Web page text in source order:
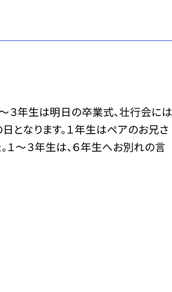
３年生は明日の卒業式、壮行会には
となります。１年生はペアのお兄さ
１～３年生は、６年生へお別れの言